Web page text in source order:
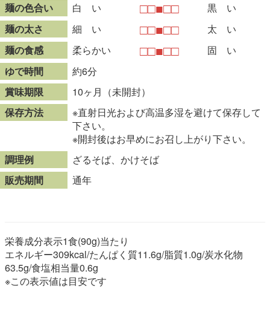
麺の色合い
白 い
黒 い
麺の太さ
細 い
太 い
麺の食感
柔らかい
固 い
ゆで時間
約6分
賞味期限
10ヶ月（未開封）
保存方法
※直射日光および高温多湿を避けて保存して
下さい。
※開封後はお早めにお召し上がり下さい。
調理例
ざるそば、かけそば
販売期間
通年
栄養成分表示1食(90g)当たり
エネルギー309kcal/たんぱく質11.6g/脂質1.0g/炭水化物
63.5g/食塩相当量0.6g
※この表示値は目安です